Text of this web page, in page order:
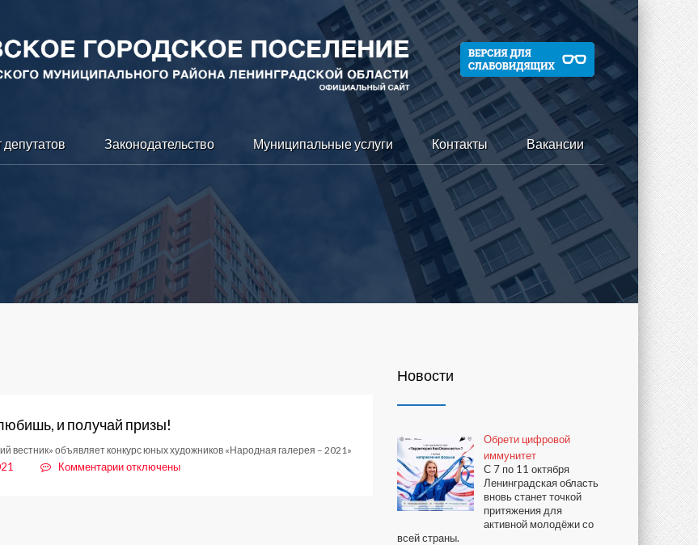
депутатов Законодательство Муниципальные услуги Контакты Вакансии
и получай призы!
вестник» объявляет конкурс юных художников «Народная галерея – 2021»
Комментариикотключены
Новости
Обрети цифровой
иммунитет
С 7 по 11 октября
Ленинградская область
вновь станет точкой
притяжения для
активной молодёжи со
всей страны.